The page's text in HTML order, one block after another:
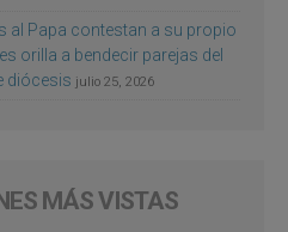
al Papa contestan a su propio
orilla a bendecir parejas del
diócesis julio 25, 2026
MÁS VISTAS